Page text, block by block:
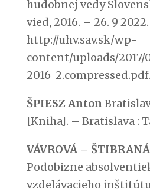
hudobnej vedy
vied, 2016. – 26. 9
http://uhv.sav.sk/wp-
content/uploads/2017/
2016_2.compressed.pdf.
ŠPIESZ Anton
[Kniha]. – Bratislava :
VÁVROVÁ –
Podobizne
vzdelávacieho